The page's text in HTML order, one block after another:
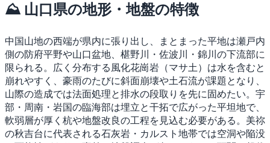
⛰ 山口県の地形・地盤の特徴
中国山地の西端が県内に張り出し、まとまった平地は瀬戸内
側の防府平野や山口盆地、椹野川・佐波川・錦川の下流部に
限られる。広く分布する風化花崗岩（マサ土）は水を含むと
崩れやすく、豪雨のたびに斜面崩壊や土石流が課題となり、
山際の造成では法面処理と排水の段取りを先に固めたい。宇
部・周南・岩国の臨海部は埋立と干拓で広がった平坦地で、
軟弱層が厚く杭や地盤改良の工程を見込む必要がある。美祢
の秋吉台に代表される石灰岩・カルスト地帯では空洞や陥没